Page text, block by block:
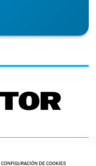
CONFIGURACIÓN DE COOKIES